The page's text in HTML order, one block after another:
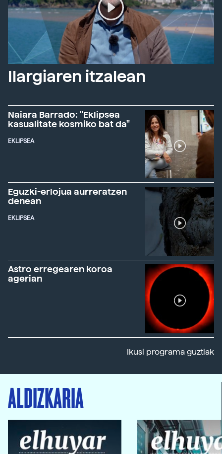
Ilargiaren itzalean
Naiara Barrado: "Eklipsea
kasualitate kosmiko bat da"
EKLIPSEA
Eguzki-erlojua aurreratzen
denean
EKLIPSEA
Astro erregearen koroa
agerian
Ikusi programa guztiak
ALDIZKARIA